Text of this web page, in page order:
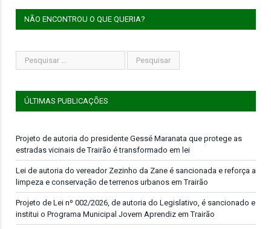
NÃO ENCONTROU O QUE QUERIA?
ÚLTIMAS PUBLICAÇÕES
Projeto de autoria do presidente Gessé Maranata que protege as
estradas vicinais de Trairão é transformado em lei
Lei de autoria do vereador Zezinho da Zane é sancionada e reforça a
limpeza e conservação de terrenos urbanos em Trairão
Projeto de Lei nº 002/2026, de autoria do Legislativo, é sancionado e
institui o Programa Municipal Jovem Aprendiz em Trairão